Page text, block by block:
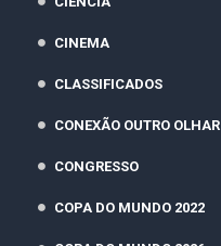
CINEMA
CLASSIFICADOS
CONEXÃO OUTRO OLHAR
CONGRESSO
COPA DO MUNDO 2022